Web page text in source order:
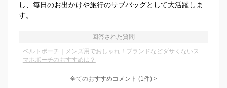
し、毎日のお出かけや旅行のサブバッグとして大活躍しま
す。
回答された質問
ベルトポーチ｜メンズ用でおしゃれ！ブランドなどダサくないス
マホポーチのおすすめは？
全てのおすすめコメント (1件) >